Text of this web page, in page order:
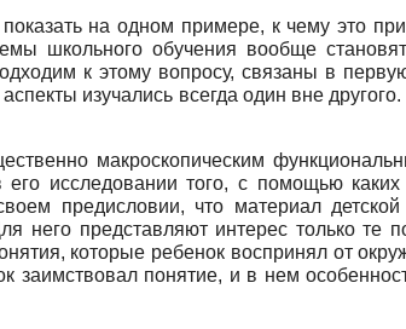
на одном примере, к чему это
школьного обучения вообще
к этому вопросу, связаны в
изучались всегда один вне
макроскопическим
его исследовании того, с помощью
предисловии, что материал
него представляют интерес только те
которые ребенок воспринял от
заимствовал понятие, и в нем